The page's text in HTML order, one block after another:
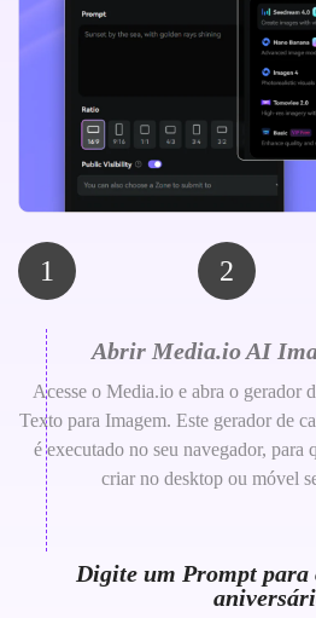
1 2
Abrir Media.io AI
Acesse o Media.io e abra o gerador
Texto para Imagem. Este gerador de
é executado no seu navegador, para
criar no desktop ou móvel
Digite um Prompt para